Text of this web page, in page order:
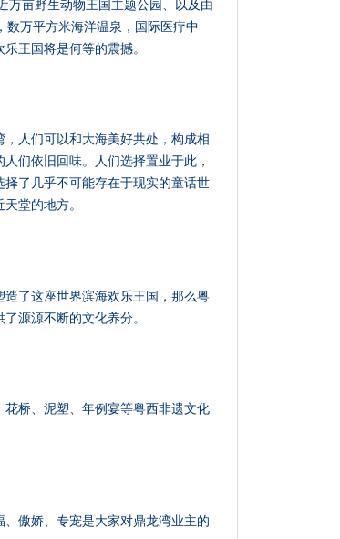
万亩野生动物王国主题公园、以及由
万平方米海洋温泉，国际医疗中
王国将是何等的震撼。
人们可以和大海美好共处，构成相
们依旧回味。人们选择置业于此，
了几乎不可能存在于现实的童话世
堂的地方。
了这座世界滨海欢乐王国，那么粤
源源不断的文化养分。
桥、泥塑、年例宴等粤西非遗文化
傲娇、专宠是大家对鼎龙湾业主的